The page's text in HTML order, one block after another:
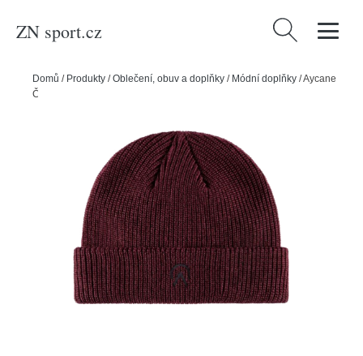
ZN sport.cz Vyhledávání
Domů / Produkty /Oblečení, obuv a doplňky / Módní doplňky /Aycane
Čepice Aycane Shallow Beanie Burgundy